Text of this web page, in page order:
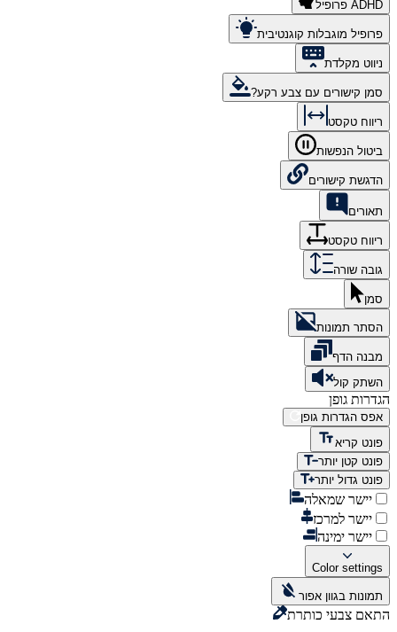
ADHD פרופיל
פרופיל מוגבלות קוגנטיבית
ניווט מקלדת
סמן קישורים עם צבע רקע?
ריווח טקסט
ביטול הנפשות
הדגשת קישורים
תאורים
ריווח טקסט
גובה שורה
סמן
הסתר תמונות
מבנה הדף
השתק קול
הגדרות גופן
אפס הגדרות גופן
פונט קריא
פונט קטן יותר
פונט גדול יותר
יישר שמאלה
יישר למרכז
יישר ימינה
Color settings
תמונות בגוון אפור
התאם צבעי כותרת